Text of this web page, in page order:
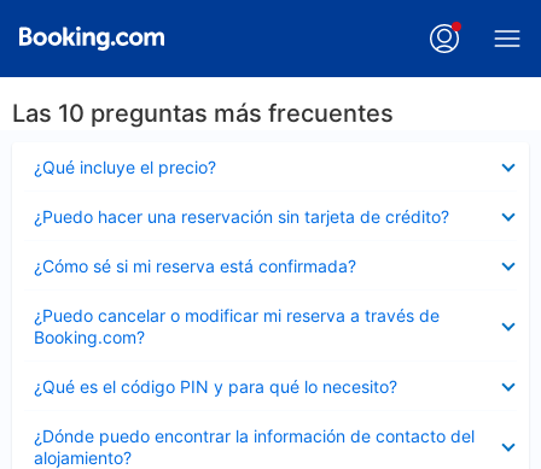
Las 10 preguntas más frecuentes
¿Qué incluye el precio?
cerrado
¿Puedo hacer una reservación sin tarjeta de crédito?
cerrado
¿Cómo sé si mi reserva está confirmada?
cerrado
¿Puedo cancelar o modificar mi reserva a través de
Booking.com?
cerrado
¿Qué es el código PIN y para qué lo necesito?
cerrado
¿Dónde puedo encontrar la información de contacto del
alojamiento?
cerrado